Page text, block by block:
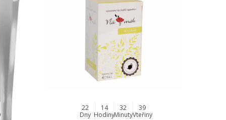
22
Dny
14
Hodiny
32
Minuty
39
Vteřiny